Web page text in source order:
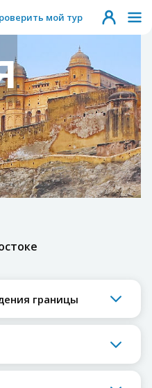
мой тур
границы